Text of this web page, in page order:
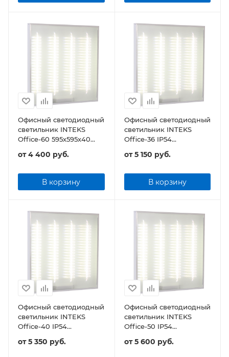
Офисный светодиодный
светильник INTEKS
Office-60 595х595х40
универсальный
от4 400 руб.
В корзину
Офисный светодиодный
светильник INTEKS
Office-36 IP54
универсальный
от5 150 руб.
В корзину
Офисный светодиодный
светильник INTEKS
Office-40 IP54
595х595х40 40Вт
4800Лм универсальный
от5 350 руб.
Офисный светодиодный
светильник INTEKS
Office-50 IP54
595х595х40 47Вт 5640Лм
универсальный
от5 600 руб.